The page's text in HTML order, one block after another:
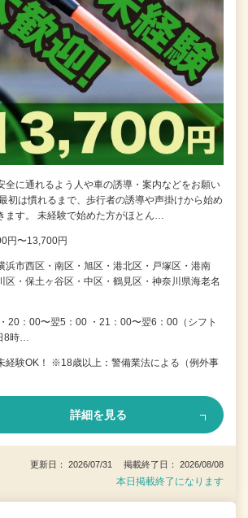
全に通れるよう人や車の誘導・案内などをお願い
初は慣れるまで、歩行者の誘導や声掛けから始め
ます。 未経験で始めた方がほとん…
円〜13,700円
浜市西区・南区・旭区・港北区・戸塚区・港南
区・保土ヶ谷区・中区・鶴見区・神奈川県海老名
20：00〜翌5：00 ・21：00〜翌6：00（シフト
時…
経験OK！ ※18歳以上：警備業法による（例外事
詳細を見る
更新日： 2026/07/31 掲載終了日： 2026/08/08
本日掲載終了になります